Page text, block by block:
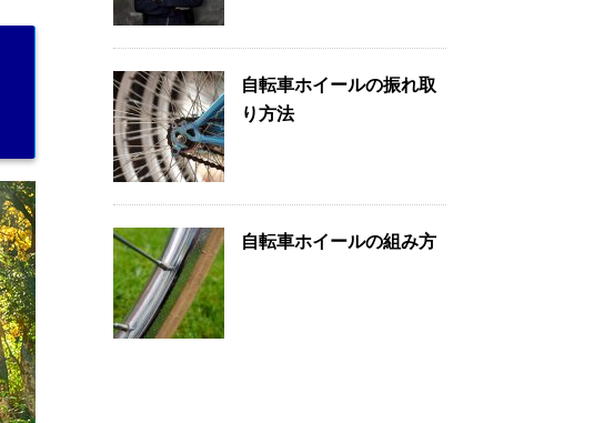
自転車ホイールの振れ取
り方法
自転車ホイールの組み方